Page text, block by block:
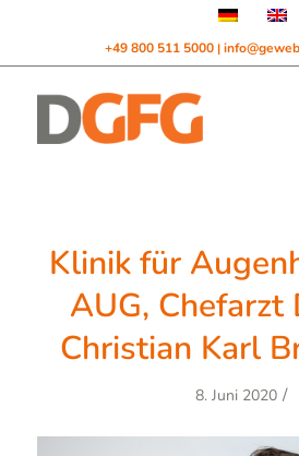
+49 800 511 5000 |
Klinik für
AUG, Chefarzt
Christian Karl
8. Juni 2020 /